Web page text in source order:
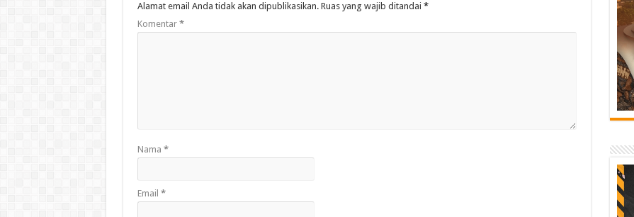
Alamat email Anda tidak akan dipublikasikan. Ruas yang wajib ditandai *
Komentar *
Nama *
Email *